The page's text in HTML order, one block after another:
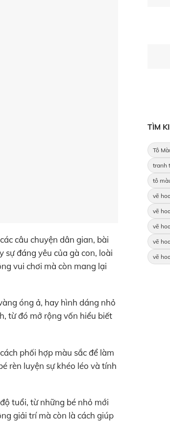
câu chuyện dân gian, bài
sự đáng yêu của gà con, loài
vui chơi mà còn mang lại
óng ả, hay hình dáng nhỏ
từ đó mở rộng vốn hiểu biết
phối hợp màu sắc để làm
rèn luyện sự khéo léo và tính
tuổi, từ những bé nhỏ mới
giải trí mà còn là cách giúp
TÌM
Tô
tranh
tô
vẽ
vẽ
vẽ
vẽ
vẽ